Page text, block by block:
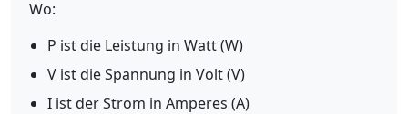
Wo:
P ist die Leistung in Watt (W)
V ist die Spannung in Volt (V)
I ist der Strom in Amperes (A)